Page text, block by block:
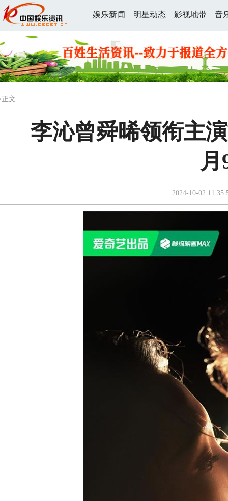
娱乐新闻 明星动态 影视地带 音
文
李沁曾舜晞领衔主
2024-10-02